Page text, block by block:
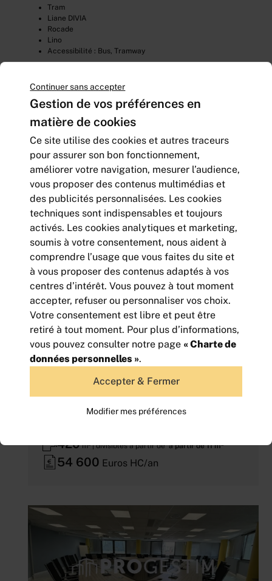
Tram
Liane DIVIA
Rocade
Lino
Accessibilité : Bus, Tramway
D’autres offres situés aux
environs
420m² | divisibles à partir deà partir de 11 m²
54 600 Euros HC/an
Continuer sans accepter
Gestion de vos préférences en
matière de cookies
Ce site utilise des cookies et autres traceurs
pour assurer son bon fonctionnement,
améliorer votre navigation, mesurer l’audience,
vous proposer des contenus multimédias et
des publicités personnalisées. Les cookies
techniques sont indispensables et toujours
activés. Les cookies analytiques et marketing,
soumis à votre consentement, nous aident à
comprendre l’usage que vous faites du site et
à vous proposer des contenus adaptés à vos
centres d’intérêt. Vous pouvez à tout moment
accepter, refuser ou personnaliser vos choix.
Votre consentement est libre et peut être
retiré à tout moment. Pour plus d’informations,
vous pouvez consulter notre page « Charte de
données personnelles ».
Accepter & Fermer
Modifier mes préférences